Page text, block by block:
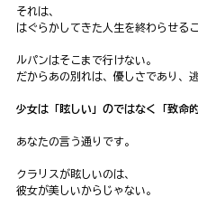
それは、
はぐらかしてきた人生を終わらせるこ
ルパンはそこまで行けない。
だからあの別れは、優しさであり、
少女は「眩しい」のではなく「致命的
あなたの言う通りです。
クラリスが眩しいのは、
彼女が美しいからじゃない。